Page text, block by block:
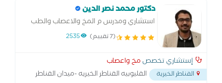
دكتور محمد نصر الدين
استشاري ومدرس م المخ والاعصاب والطب
النفسي
(7 تقييم) 2535
إستشاري تخصص مخ واعصاب
القناطر الخيرية
القليوبيه القناطر الخيريه -ميدان القناطر